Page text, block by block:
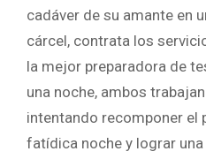
cadáver de su amante en
cárcel, contrata los
la mejor preparadora de
una noche, ambos
intentando recomponer el
fatídica noche y lograr